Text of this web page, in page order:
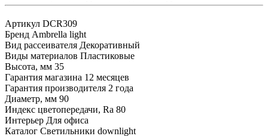
Артикул DCR309
Бренд Ambrella light
Вид рассеивателя Декоративный
Виды материалов Пластиковые
Высота, мм 35
Гарантия магазина 12 месяцев
Гарантия производителя 2 года
Диаметр, мм 90
Индекс цветопередачи, Ra 80
Интерьер Для офиса
Каталог Светильники downlight